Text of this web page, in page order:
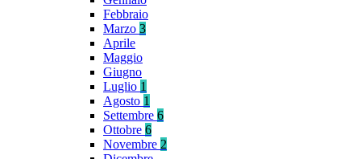
Febbraio
Marzo 3
Aprile
Maggio
Giugno
Luglio 1
Agosto 1
Settembre 6
Ottobre 6
Novembre 2